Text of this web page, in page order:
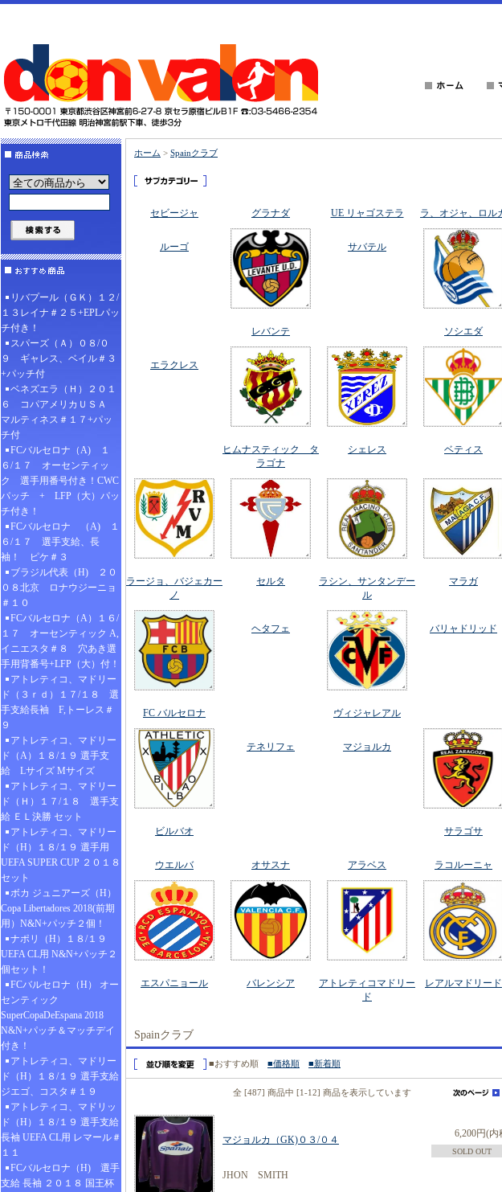
リバプール（ＧＫ）１２/
１３レイナ＃２５+EPLパッ
チ付き！
スパーズ（Ａ）０８/０
９ ギャレス、ベイル＃３
+パッチ付
ベネズエラ（Ｈ）２０１
６ コパアメリカＵＳＡ
マルティネス＃１７+パッ
チ付
FCバルセロナ（A) １
６/１７ オーセンティッ
ク 選手用番号付き！CWC
パッチ + LFP（大）パッ
チ付き！
FCバルセロナ （A) １
６/１７ 選手支給、長
袖！ ピケ＃３
ブラジル代表（H) ２０
０８北京 ロナウジーニョ
＃１０
FCバルセロナ（A）１６/
１７ オーセンティック A,
イニエスタ＃８ 穴あき選
手用背番号+LFP（大）付！
アトレティコ、マドリー
ド（３ｒｄ）１７/１８ 選
手支給長袖 F,トーレス＃
９
アトレティコ、マドリー
ド（A）１８/１９ 選手支
給 Lサイズ Mサイズ
アトレティコ、マドリー
ド（Ｈ）１７/１８ 選手支
給 ＥＬ決勝 セット
アトレティコ、マドリー
ド（H）１８/１９ 選手用
UEFA SUPER CUP ２０１８
セット
ボカ ジュニアーズ（H）
Copa Libertadores 2018(前期
用）N&N+パッチ２個！
ナポリ（H）１８/１９
UEFA CL用 N&N+パッチ２
個セット！
FCバルセロナ（H） オー
センティック
SuperCopaDeEspana 2018
N&N+パッチ＆マッチデイ
付き！
アトレティコ、マドリー
ド（H）１８/１９ 選手支給
ジエゴ、コスタ＃１９
アトレティコ、マドリッ
ド（H）１８/１９ 選手支給
長袖 UEFA CL用 レマール＃
１１
FCバルセロナ（H) 選手
支給 長袖 ２０１８ 国王杯
ホーム > Spainクラブ
セビージャ グラナダ UE リャゴステラ ラ、オジャ、ロル
ルーゴ
レバンテ
サバテル
ソシエダ
エラクレス
ヒムナスティック タ
ラゴナ
シェレス ベティス
ラージョ、バジェカー
ノ
セルタ
ラシン、サンタンデー
ル
マラガ
FC バルセロナ
ヘタフェ
ヴィジャレアル
バリャドリッド
ビルバオ
テネリフェ マジョルカ
サラゴサ
ウエルバ オサスナ アラベス ラコルーニャ
エスパニョール バレンシア
アトレティコマドリー
ド
レアルマドリード
Spainクラブ
■おすすめ順 ■価格順 ■新着順
全 [487] 商品中 [1-12] 商品を表示しています
マジョルカ（GK)０３/０４
6,200円(内
SOLD OUT
JHON SMITH